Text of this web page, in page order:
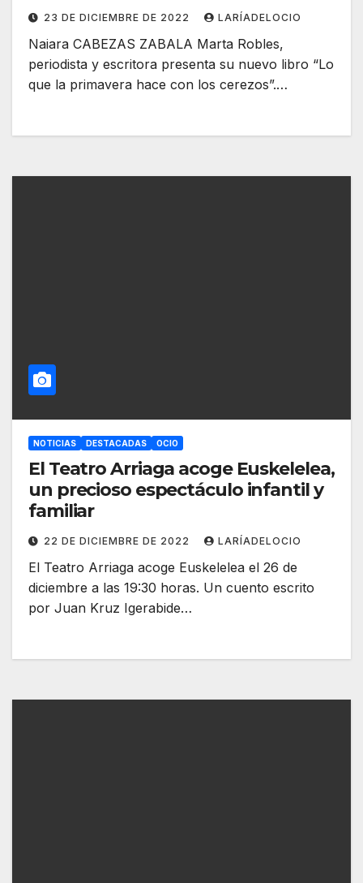
23 DE DICIEMBRE DE 2022 LARÍADELOCIO
Naiara CABEZAS ZABALA Marta Robles,
periodista y escritora presenta su nuevo libro “Lo
que la primavera hace con los cerezos”.…
NOTICIAS DESTACADAS OCIO
El Teatro Arriaga acoge Euskelelea,
un precioso espectáculo infantil y
familiar
22 DE DICIEMBRE DE 2022 LARÍADELOCIO
El Teatro Arriaga acoge Euskelelea el 26 de
diciembre a las 19:30 horas. Un cuento escrito
por Juan Kruz Igerabide…